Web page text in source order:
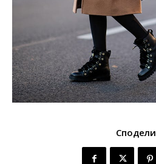
Сподели